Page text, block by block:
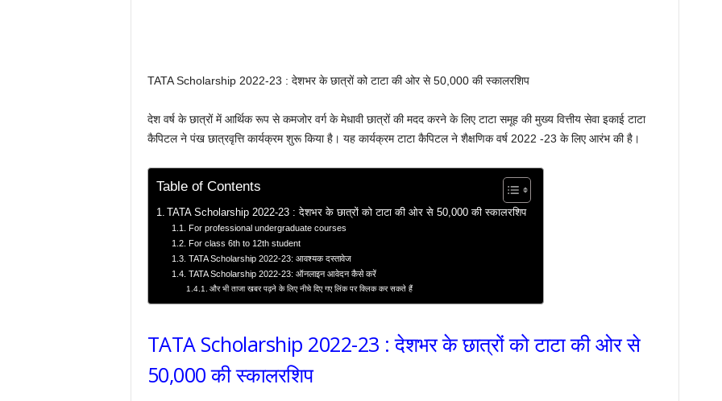
TATA Scholarship 2022-23 : देशभर के छात्रों को टाटा की ओर से 50,000 की स्कालरशिप
देश वर्ष के छात्रों में आर्थिक रूप से कमजोर वर्ग के मेधावी छात्रों की मदद करने के लिए टाटा समूह की मुख्य वित्तीय सेवा इकाई टाटा
कैपिटल ने पंख छात्रवृत्ति कार्यक्रम शुरू किया है। यह कार्यक्रम टाटा कैपिटल ने शैक्षणिक वर्ष 2022 -23 के लिए आरंभ की है।
Table of Contents
TATA Scholarship 2022-23 : देशभर के छात्रों को टाटा की ओर से 50,000 की स्कालरशिप
For professional undergraduate courses
For class 6th to 12th student
TATA Scholarship 2022-23: आवश्यक दस्तावेज
TATA Scholarship 2022-23: ऑनलाइन आवेदन कैसे करें
और भी ताजा खबर पढ़ने के लिए नीचे दिए गए लिंक पर क्लिक कर सकते हैं
TATA Scholarship 2022-23 : देशभर के छात्रों को टाटा की ओर से
50,000 की स्कालरशिप